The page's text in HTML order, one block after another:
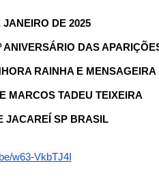
DE 2025
ANIVERSÁRIO DAS
RAINHA E MENSAGEIRA
MARCOS TADEU TEIXEIRA
JACAREÍ SP BRASIL
w63-VkbTJ4I